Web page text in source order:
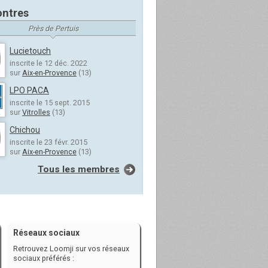
Près de Pertuis
Lucietouch
inscrite le 12 déc. 2022
sur Aix-en-Provence (13)
LPO PACA
inscrite le 15 sept. 2015
sur Vitrolles (13)
Chichou
inscrite le 23 févr. 2015
sur Aix-en-Provence (13)
Tous les membres
Réseaux sociaux
Retrouvez Loomji sur vos réseaux
sociaux préférés :